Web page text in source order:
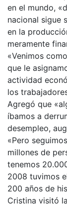
en el mundo,
nacional sigue
en la
meramente
«Venimos
que le
actividad
los
Agregó que
íbamos a
desempleo,
«Pero
millones de
tenemos
2008 tuvimos
200 años de
Cristina visitó